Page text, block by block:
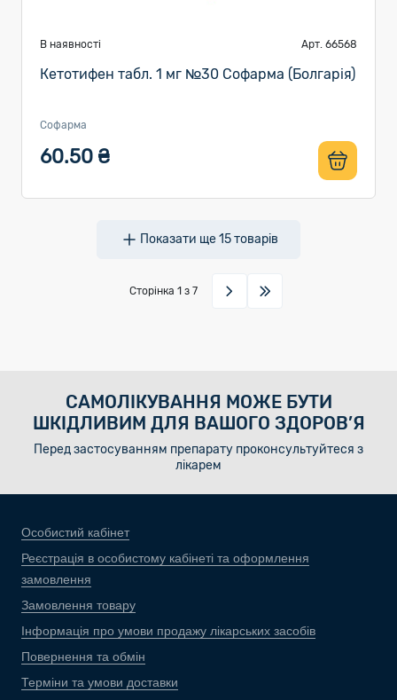
В наявності Арт. 66568
Кетотифен табл. 1 мг №30 Софарма (Болгарія)
Софарма
60.50 ₴
Показати ще15товарів
Сторінка 1 з 7
САМОЛІКУВАННЯ МОЖЕ БУТИ
ШКІДЛИВИМ ДЛЯ ВАШОГО ЗДОРОВ’Я
Перед застосуванням препарату проконсультуйтеся з
лікарем
Особистий кабінет
Реєстрація в особистому кабінеті та оформлення
замовлення
Замовлення товару
Інформація про умови продажу лікарських засобів
Повернення та обмін
Терміни та умови доставки